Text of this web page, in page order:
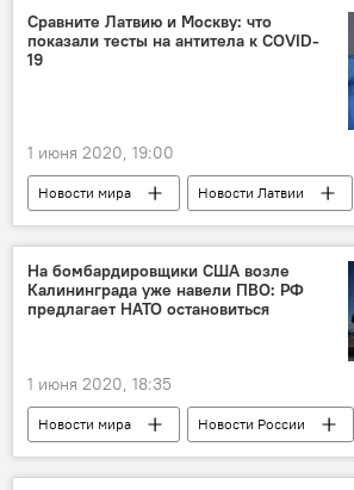
Гитанас Науседа
Анджей Дуда
президент
Сравните Латвию и Москву: что
показали тесты на антитела к COVID-
19
1 июня 2020, 19:00
Новости мира
Новости Латвии
Латвия
коронавирус
На бомбардировщики США возле
Калининграда уже навели ПВО: РФ
предлагает НАТО остановиться
1 июня 2020, 18:35
Новости мира
Новости России
Россия
НАТО
транспондеры